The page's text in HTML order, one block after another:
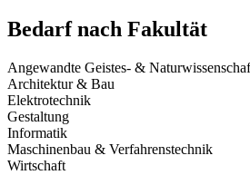
Bedarf nach Fakultät
Angewandte Geistes- &
Architektur & Bau
Elektrotechnik
Gestaltung
Informatik
Maschinenbau & Verfahrenstechnik
Wirtschaft